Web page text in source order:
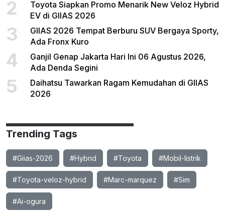
2
Toyota Siapkan Promo Menarik New Veloz Hybrid
EV di GIIAS 2026
3
GIIAS 2026 Tempat Berburu SUV Bergaya Sporty,
Ada Fronx Kuro
4
Ganjil Genap Jakarta Hari Ini 06 Agustus 2026,
Ada Denda Segini
5
Daihatsu Tawarkan Ragam Kemudahan di GIIAS
2026
Trending Tags
#Giias-2026 #Hybrid #Toyota #Mobil-listrik
#Toyota-veloz-hybrid #Marc-marquez #Sim
#Ai-ogura